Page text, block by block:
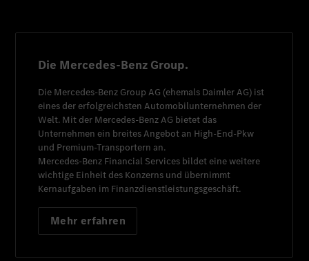
Die Mercedes-Benz Group.
Die Mercedes-Benz Group AG (ehemals Daimler AG) ist
eines der erfolgreichsten Automobilunternehmen der
Welt. Mit der Mercedes-Benz AG bietet das
Unternehmen ein breites Angebot an High-End-Pkw
und Premium-Transportern an.
Mercedes-Benz Financial Services bildet eine weitere
wichtige Einheit des Konzerns und übernimmt
Kernaufgaben im Finanzdienstleistungsgeschäft.
Mehr erfahren